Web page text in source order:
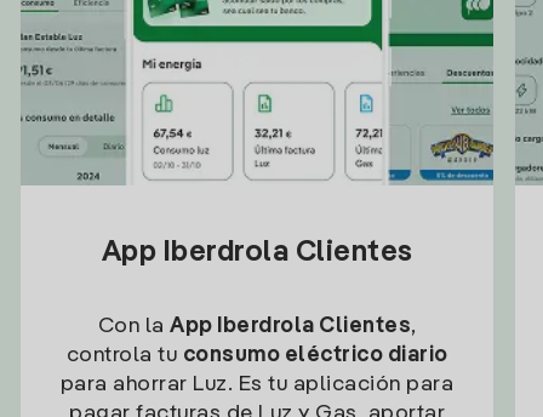
App Iberdrola Clientes
Con la App Iberdrola Clientes,
controla tu consumo eléctrico diario
para ahorrar Luz. Es tu aplicación para